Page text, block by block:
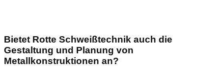
Bietet Rotte Schweißtechnik auch die
Gestaltung und Planung von
Metallkonstruktionen an?